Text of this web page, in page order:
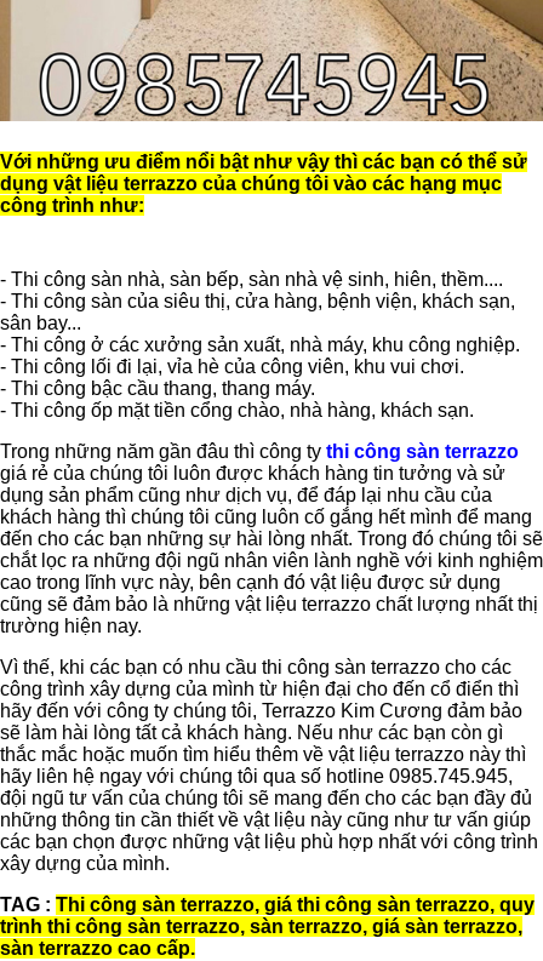
Với những ưu điểm nổi bật như vậy thì các bạn có thể sử
dụng vật liệu terrazzo của chúng tôi vào các hạng mục
công trình như:
- Thi công sàn nhà, sàn bếp, sàn nhà vệ sinh, hiên, thềm....
- Thi công sàn của siêu thị, cửa hàng, bệnh viện, khách sạn,
sân bay...
- Thi công ở các xưởng sản xuất, nhà máy, khu công nghiệp.
- Thi công lối đi lại, vỉa hè của công viên, khu vui chơi.
- Thi công bậc cầu thang, thang máy.
- Thi công ốp mặt tiền cổng chào, nhà hàng, khách sạn.
Trong những năm gần đâu thì công ty thi công sàn terrazzo
giá rẻ của chúng tôi luôn được khách hàng tin tưởng và sử
dụng sản phẩm cũng như dịch vụ, để đáp lại nhu cầu của
khách hàng thì chúng tôi cũng luôn cố gắng hết mình để mang
đến cho các bạn những sự hài lòng nhất. Trong đó chúng tôi sẽ
chắt lọc ra những đội ngũ nhân viên lành nghề với kinh nghiệm
cao trong lĩnh vực này, bên cạnh đó vật liệu được sử dụng
cũng sẽ đảm bảo là những vật liệu terrazzo chất lượng nhất thị
trường hiện nay.
Vì thế, khi các bạn có nhu cầu thi công sàn terrazzo cho các
công trình xây dựng của mình từ hiện đại cho đến cổ điển thì
hãy đến với công ty chúng tôi, Terrazzo Kim Cương đảm bảo
sẽ làm hài lòng tất cả khách hàng. Nếu như các bạn còn gì
thắc mắc hoặc muốn tìm hiểu thêm về vật liệu terrazzo này thì
hãy liên hệ ngay với chúng tôi qua số hotline 0985.745.945,
đội ngũ tư vấn của chúng tôi sẽ mang đến cho các bạn đầy đủ
những thông tin cần thiết về vật liệu này cũng như tư vấn giúp
các bạn chọn được những vật liệu phù hợp nhất với công trình
xây dựng của mình.
TAG : Thi công sàn terrazzo, giá thi công sàn terrazzo, quy
trình thi công sàn terrazzo, sàn terrazzo, giá sàn terrazzo,
sàn terrazzo cao cấp.